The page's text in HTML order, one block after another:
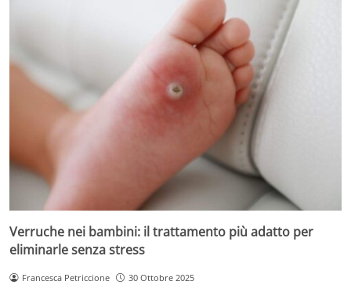
Verruche nei bambini: il trattamento più adatto per
eliminarle senza stress
Francesca Petriccione 30 Ottobre 2025